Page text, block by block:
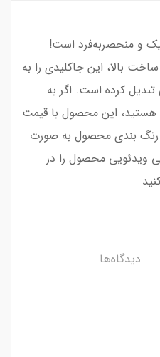
و منحصربه‌فرد است!
بالا، این جاکلیدی را به
کرده است. اگر به
هستید، این محصول با قیمت
بندی محصول به صورت
ویدئویی محصول را در
دیدگاه‌ها